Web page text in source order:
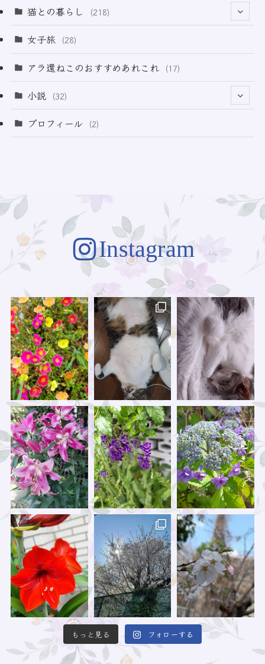
(2)
(33)
(3)
猫との暮らし (218)
(21)
(73)
女子旅 (28)
アラ還ねこのおすすめあれこれ (17)
小説 (32)
プロフィール (2)
Instagram
もっと見る フォローする